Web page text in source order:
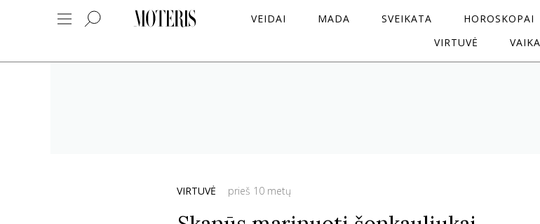
VEIDAI MADA SVEIKATA HOROSKOPAI
VIRTUVĖ
VIRTUVĖ prieš 10 metų